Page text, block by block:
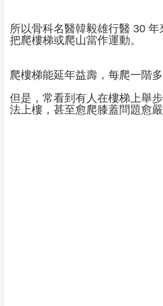
所以骨科名醫韓毅雄行醫 30 年
把爬樓梯或爬山當作運動。
爬樓梯能延年益壽，每爬一階多
但是，常看到有人在樓梯上舉
法上樓，甚至愈爬膝蓋問題愈嚴